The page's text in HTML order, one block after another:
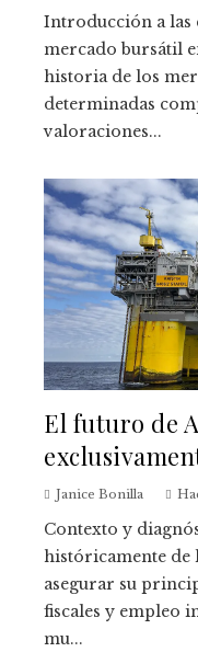
Introducción a las
mercado bursátil
historia de los
determinadas
valoraciones...
El futuro de
Janice Bonilla
Contexto y
históricamente
asegurar su
fiscales y empleo
mu...